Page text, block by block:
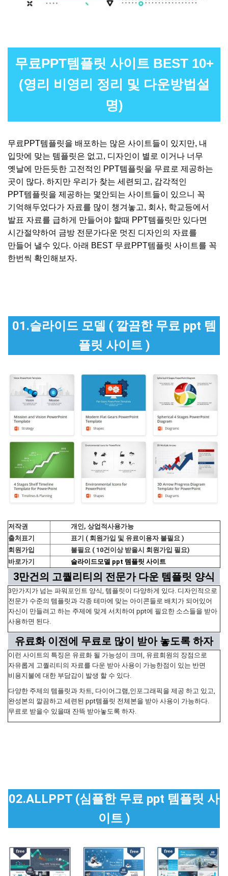
무료PPT템플릿 사이트 BEST 10+
(영리 비영리 정리 및 다운방법설
명)
무료PPT템플릿을 배포하는 많은 사이트들이 있지만, 내
입맛에 맞는 템플릿은 없고, 디자인이 별로 이거나 너무
옛날에 만든듯한 고전적인 PPT템플릿을 무료로 제공하는
곳이 많다. 하지만 우리가 찾는 세련되고, 감각적인
PPT템플릿을 제공하는 몇안되는 사이트들이 있으니 꼭
기억해두었다가 자료를 많이 챙겨놓고, 회사, 학교등에서
발표 자료를 급하게 만들어야 할때 PPT템플릿만 있다면
시간절약하여 금방 전문가다운 멋진 디자인의 자료를
만들어 낼수 있다. 아래 BEST 무료PPT템플릿 사이트를 꼭
한번씩 확인해보자.
01.슬라이드 모델 ( 깔끔한 무료 ppt 템
플릿 사이트 )
저작권
개인, 상업적사용가능
출처표기
표기 ( 회원가입 및 유료이용자 불필요 )
회원가입
불필요 ( 10건이상 받을시 회원가입 필요)
바로가기
슬라이드모델 ppt 템플릿 사이트
3만건의 고퀄리티의 전문가 다운 템플릿 양식
3만가지가 넘는 파워포인트 양식, 템플릿이 다양하게 있다. 디자인적으로
전문가 수준의 템플릿과 각종 테마에 맞는 아이콘들로 배치가 되어있어
자신이 만들려고 하는 주제에 맞게 서치하여 ppt에 필요한 소스들을 받아
사용하면 된다.
유료화 이전에 무료로 많이 받아 놓도록 하자
이런 사이트의 특징은 유료화 될 가능성이 크며, 유료회원의 장점으로
자유롭게 고퀄리티의 자료를 다운 받아 사용이 가능한점이 있는 반면
비용지불에 대한 부담감이 발생 할 수 있다.
다양한 주제의 템플릿과 차트, 다이어그램,인포그래픽을 제공 하고 있고,
완성본의 깔끔하고 세련된 ppt템플릿 전체본을 받아 사용이 가능하다.
무료로 받을수 있을때 잔뜩 받아놓도록 하자.
02.ALLPPT (심플한 무료 ppt 템플릿 사
이트 )